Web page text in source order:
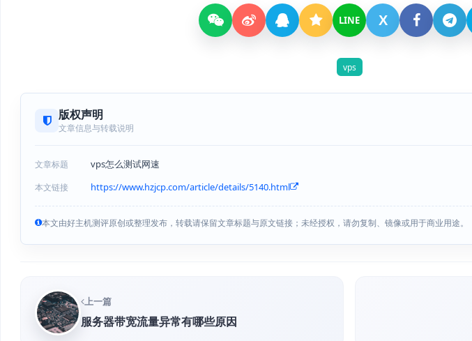
LINE X
vps
版权声明
文章信息与转载说明
文章标题 vps怎么测试网速
本文链接 https://www.hzjcp.com/article/details/5140.html
本文由好主机测评原创或整理发布，转载请保留文章标题与原文链接；未经授权，请勿复制、镜像或用于商业用途。
上一篇
服务器带宽流量异常有哪些原因